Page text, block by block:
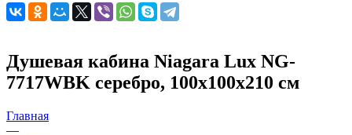
Душевая кабина Niagara Lux NG-
7717WBK серебро, 100x100x210 см
Главная
—